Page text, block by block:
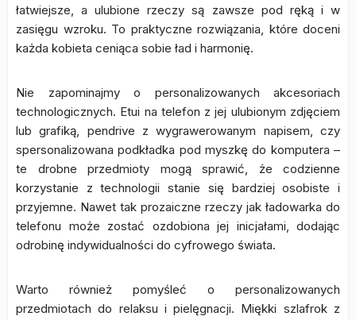
łatwiejsze, a ulubione rzeczy są zawsze pod ręką i w
zasięgu wzroku. To praktyczne rozwiązania, które doceni
każda kobieta ceniąca sobie ład i harmonię.
Nie zapominajmy o personalizowanych akcesoriach
technologicznych. Etui na telefon z jej ulubionym zdjęciem
lub grafiką, pendrive z wygrawerowanym napisem, czy
spersonalizowana podkładka pod myszkę do komputera –
te drobne przedmioty mogą sprawić, że codzienne
korzystanie z technologii stanie się bardziej osobiste i
przyjemne. Nawet tak prozaiczne rzeczy jak ładowarka do
telefonu może zostać ozdobiona jej inicjałami, dodając
odrobinę indywidualności do cyfrowego świata.
Warto również pomyśleć o personalizowanych
przedmiotach do relaksu i pielęgnacji. Miękki szlafrok z